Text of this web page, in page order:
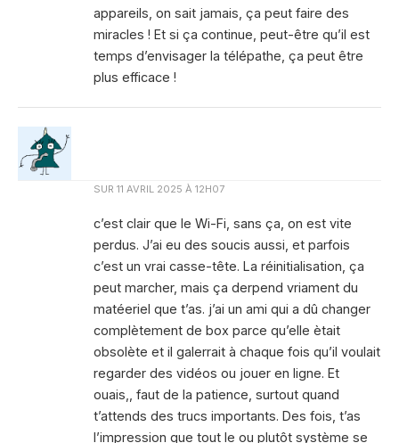
appareils, on sait jamais, ça peut faire des
miracles ! Et si ça continue, peut-être qu’il est
temps d’envisager la télépathe, ça peut être
plus efficace !
SUR 11 AVRIL 2025 À 12H07
c’est clair que le Wi-Fi, sans ça, on est vite
perdus. J’ai eu des soucis aussi, et parfois
c’est un vrai casse-tête. La réinitialisation, ça
peut marcher, mais ça derpend vriament du
matéeriel que t’as. j’ai un ami qui a dû changer
complètement de box parce qu’elle ètait
obsolète et il galerrait à chaque fois qu’il voulait
regarder des vidéos ou jouer en ligne. Et
ouais,, faut de la patience, surtout quand
t’attends des trucs importants. Des fois, t’as
l’impression que tout le ou plutôt système se